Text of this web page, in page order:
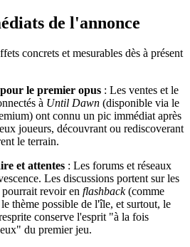
de l'annonce
concrets et mesurables dès à présent
le premier opus : Les ventes et le
à Until Dawn (disponible via le
ont connu un pic immédiat après
joueurs, découvrant ou rediscoverant
le terrain.
et attentes : Les forums et réseaux
Les discussions portent sur les
revoir en flashback(comme
thème possible de l'île, et surtout, le
conserve l'esprit "à la fois
du premier jeu.